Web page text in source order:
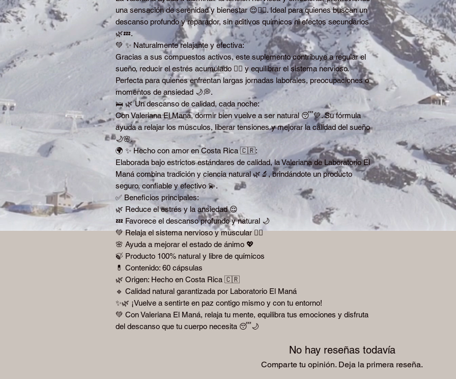
una sensación de serenidad y bienestar 😌💆‍♀️. Ideal para quienes buscan un
descanso profundo y reparador, sin aditivos químicos ni efectos secundarios
🌿💤.
💚 ✨ Naturalmente relajante y efectiva:
Gracias a sus compuestos activos, este suplemento contribuye a regular el
sueño, reducir el estrés acumulado 🧘‍♀️ y equilibrar el sistema nervioso.
Perfecta para quienes enfrentan largas jornadas laborales, preocupaciones o
momentos de ansiedad 🌙💭.
🛌 🌿 Un descanso de calidad, cada noche:
Con Valeriana El Maná, dormir bien vuelve a ser natural 😴💚. Su fórmula
ayuda a relajar los músculos, liberar tensiones y mejorar la calidad del sueño
🌙🌸.
🌍 ✨ Hecho con amor en Costa Rica 🇨🇷:
Elaborada bajo estrictos estándares de calidad, la Valeriana de Laboratorio El
Maná combina tradición y ciencia natural 🌿🔬, brindándote un producto
seguro, confiable y efectivo 💫.
✅ Beneficios principales:
🌿 Reduce el estrés y la ansiedad 😌
💤 Favorece el descanso profundo y natural 🌙
💚 Relaja el sistema nervioso y muscular 🧘‍♂️
🌸 Ayuda a mejorar el estado de ánimo 💖
🍃 Producto 100% natural y libre de químicos
💊 Contenido: 60 cápsulas
🌿 Origen: Hecho en Costa Rica 🇨🇷
🔹 Calidad natural garantizada por Laboratorio El Maná
✨🌿 ¡Vuelve a sentirte en paz contigo mismo y con tu entorno!
💚 Con Valeriana El Maná, relaja tu mente, equilibra tus emociones y disfruta
del descanso que tu cuerpo necesita 😴🌙
No hay reseñas todavía
Comparte tu opinión. Deja la primera reseña.